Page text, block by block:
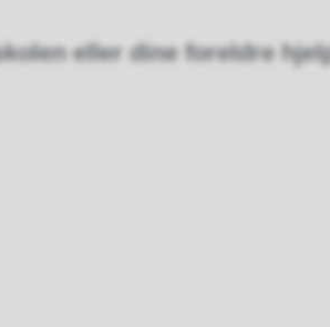
eller dine foreldre